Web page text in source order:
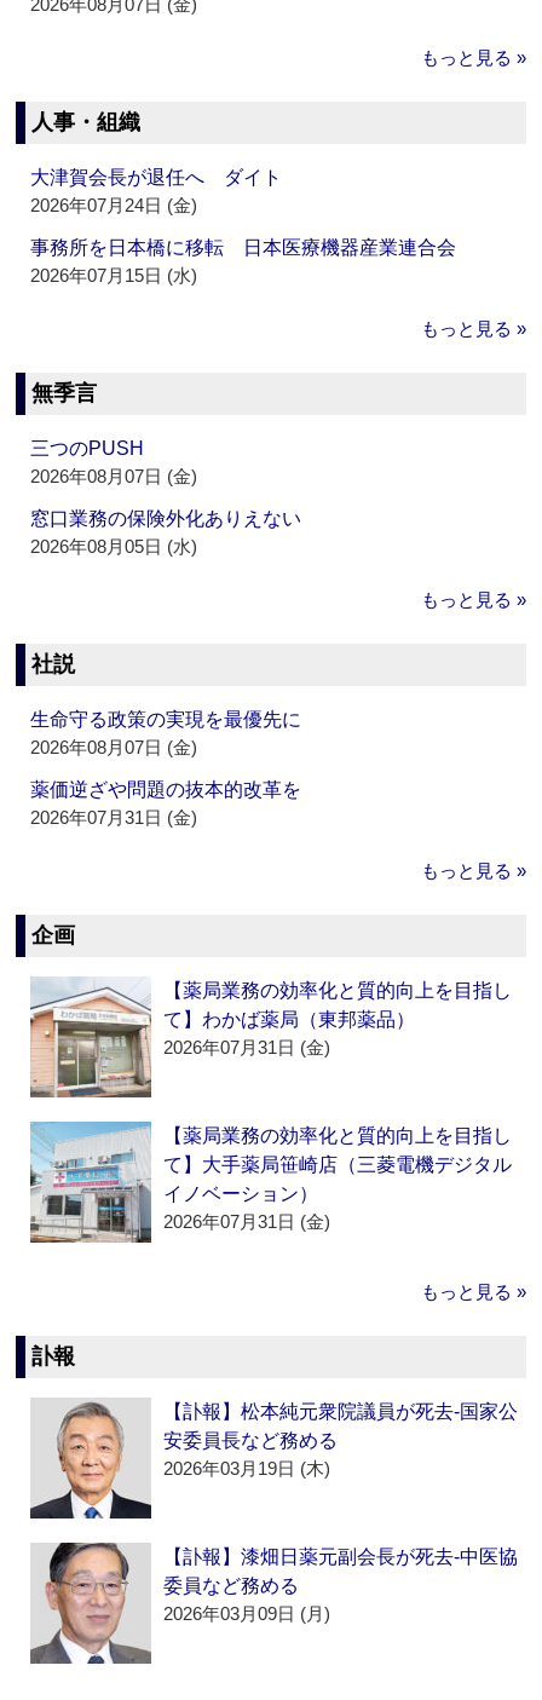
2026年08月07日 (金)
もっと見る »
人事・組織
大津賀会長が退任へ ダイト
2026年07月24日 (金)
事務所を日本橋に移転 日本医療機器産業連合会
2026年07月15日 (水)
もっと見る »
無季言
三つのPUSH
2026年08月07日 (金)
窓口業務の保険外化ありえない
2026年08月05日 (水)
もっと見る »
社説
生命守る政策の実現を最優先に
2026年08月07日 (金)
薬価逆ざや問題の抜本的改革を
2026年07月31日 (金)
もっと見る »
企画
【薬局業務の効率化と質的向上を目指し
て】わかば薬局（東邦薬品）
2026年07月31日 (金)
【薬局業務の効率化と質的向上を目指し
て】大手薬局笹崎店（三菱電機デジタル
イノベーション）
2026年07月31日 (金)
もっと見る »
訃報
【訃報】松本純元衆院議員が死去‐国家公
安委員長など務める
2026年03月19日 (木)
【訃報】漆畑日薬元副会長が死去‐中医協
委員など務める
2026年03月09日 (月)